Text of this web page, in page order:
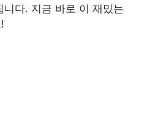
니다. 지금 바로 이 재밌는